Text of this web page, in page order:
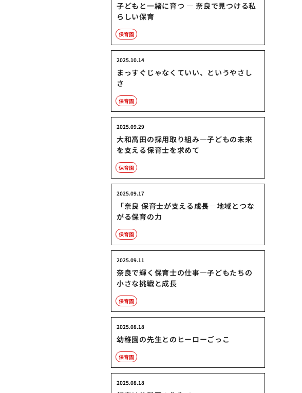
子どもと一緒に育つ ― 奈良で見つける私
らしい保育
保育園
まっすぐじゃなくていい、というやさし
さ
2025.10.14
保育園
大和高田の採用取り組み―子どもの未来
を支える保育士を求めて
2025.09.29
保育園
「奈良 保育士が支える成長―地域とつな
がる保育の力
2025.09.17
保育園
奈良で輝く保育士の仕事―子どもたちの
小さな挑戦と成長
2025.09.11
保育園
幼稚園の先生とのヒーローごっこ
2025.08.18
保育園
2025.08.18